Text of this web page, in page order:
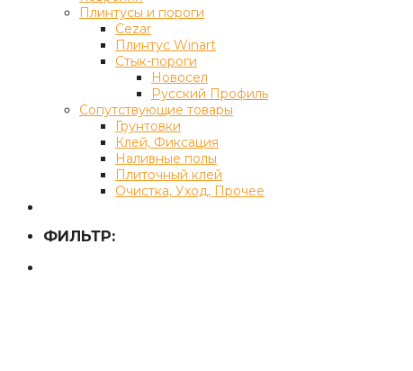
Плинтусы и пороги
Cezar
Плинтус Winart
Стык-пороги
Новосел
Русский Профиль
Сопутствующие товары
Грунтовки
Клей, Фиксация
Наливные полы
Плиточный клей
Очистка, Уход, Прочее
ФИЛЬТР: